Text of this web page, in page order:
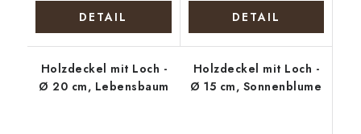
DETAIL DETAIL
Holzdeckel mit Loch -
Ø 20 cm, Lebensbaum
Holzdeckel mit Loch -
Ø 15 cm, Sonnenblume